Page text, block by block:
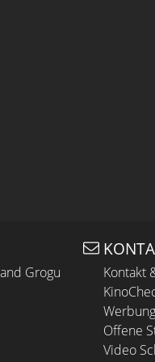
Grogu
Kontakt
Offene
Video